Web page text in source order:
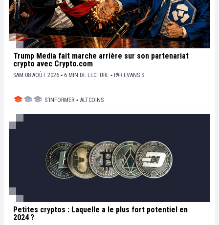
Trump Media fait marche arrière sur son partenariat
crypto avec Crypto.com
SAM 08 AOÛT 2026 ▪ 6 MIN DE LECTURE ▪ PAR EVANS S.
S'INFORMER ▪ ALTCOINS
Petites cryptos : Laquelle a le plus fort potentiel en
2024 ?